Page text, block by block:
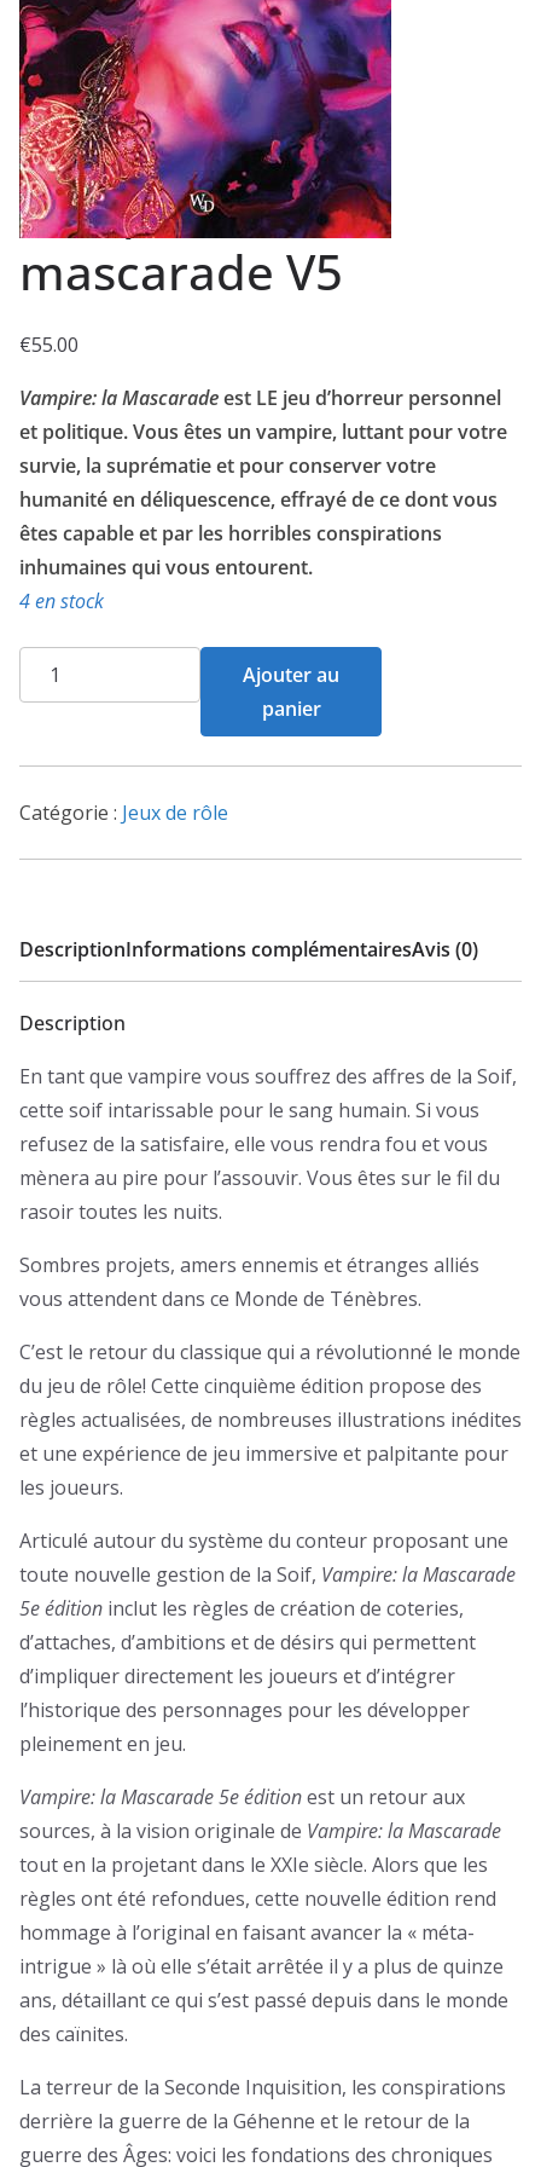
Vampire : La
mascarade V5
€55.00
Vampire: la Mascaradeest LE jeu d’horreur personnel
et politique. Vous êtes un vampire, luttant pour votre
survie, la suprématie et pour conserver votre
humanité en déliquescence, effrayé de ce dont vous
êtes capable et par les horribles conspirations
inhumaines qui vous entourent.
4 en stock
quantité
de
:
mascarade
V5
Ajouter au
panier
Catégorie : Jeux de rôle
DescriptionInformations complémentairesAvis (0)
Description
En tant que vampire vous souffrez des affres de la Soif,
cette soif intarissable pour le sang humain. Si vous
refusez de la satisfaire, elle vous rendra fou et vous
mènera au pire pour l’assouvir. Vous êtes sur le fil du
rasoir toutes les nuits.
Sombres projets, amers ennemis et étranges alliés
vous attendent dans ce Monde de Ténèbres.
C’est le retour du classique qui a révolutionné le monde
du jeu de rôle! Cette cinquième édition propose des
règles actualisées, de nombreuses illustrations inédites
et une expérience de jeu immersive et palpitante pour
les joueurs.
Articulé autour du système du conteur proposant une
toute nouvelle gestion de la Soif, Vampire: la Mascarade
5e édition inclut les règles de création de coteries,
d’attaches, d’ambitions et de désirs qui permettent
d’impliquer directement les joueurs et d’intégrer
l’historique des personnages pour les développer
pleinement en jeu.
Vampire: la Mascarade 5e éditionest un retour aux
sources, à la vision originale de Vampire: la Mascarade
tout en la projetant dans le XXIe siècle. Alors que les
règles ont été refondues, cette nouvelle édition rend
hommage à l’original en faisant avancer la « méta-
intrigue » là où elle s’était arrêtée il y a plus de quinze
ans, détaillant ce qui s’est passé depuis dans le monde
des caïnites.
La terreur de la Seconde Inquisition, les conspirations
derrière la guerre de la Géhenne et le retour de la
guerre des Âges: voici les fondations des chroniques